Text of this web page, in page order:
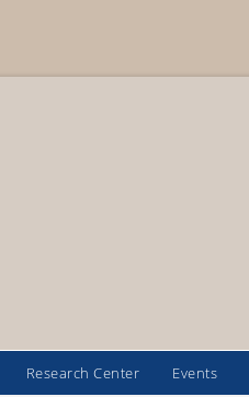
Research Center Events